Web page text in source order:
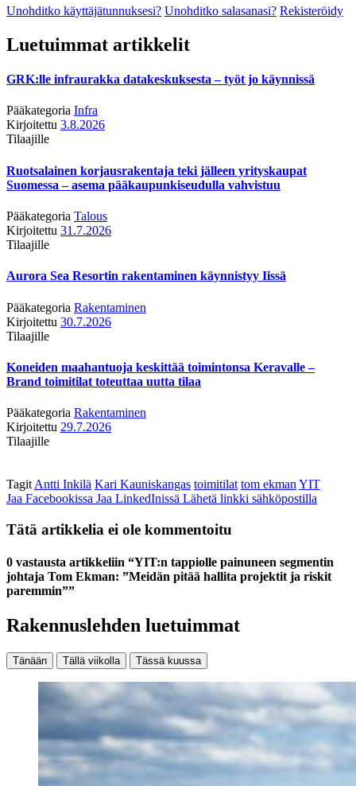
Unohditko käyttäjätunnuksesi? Unohditko salasanasi? Rekisteröidy
Luetuimmat artikkelit
GRK:lle infraurakka datakeskuksesta – työt jo käynnissä
Pääkategoria Infra
Kirjoitettu 3.8.2026
Tilaajille
Ruotsalainen korjausrakentaja teki jälleen yrityskaupat
Suomessa – asema pääkaupunkiseudulla vahvistuu
Pääkategoria Talous
Kirjoitettu 31.7.2026
Tilaajille
Aurora Sea Resortin rakentaminen käynnistyy Iissä
Pääkategoria Rakentaminen
Kirjoitettu 30.7.2026
Tilaajille
Koneiden maahantuoja keskittää toimintonsa Keravalle –
Brand toimitilat toteuttaa uutta tilaa
Pääkategoria Rakentaminen
Kirjoitettu 29.7.2026
Tilaajille
Tagit Antti Inkilä Kari Kauniskangas toimitilat tom ekman YIT
Jaa Facebookissa Jaa LinkedInissä Lähetä linkki sähköpostilla
Tätä artikkelia ei ole kommentoitu
0 vastausta artikkeliin “YIT:n tappiolle painuneen segmentin
johtaja Tom Ekman: ”Meidän pitää hallita projektit ja riskit
paremmin””
Rakennuslehden luetuimmat
Tänään Tällä viikolla Tässä kuussa